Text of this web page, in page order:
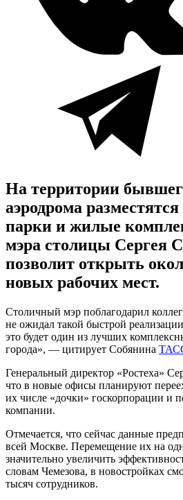
На территории
аэродрома
парки и жилые
мэра столицы Сергея
позволит открыть
новых рабочих мест.
Столичный мэр поблагодарил
не ожидал такой быстрой
это будет один из лучших
города», — цитирует Собянина
Генеральный директор «Ростеха»
что в новые офисы планируют
их числе «дочки» госкорпорации и
компании.
Отмечается, что сейчас данные
всей Москве. Перемещение их на
значительно увеличить
словам Чемезова, в новостройках
тысяч сотрудников.